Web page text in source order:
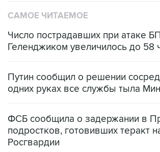
САМОЕ ЧИТАЕМОЕ
Число пострадавших при атаке
Геленджиком увеличилось до 58
Путин сообщил о решении
одних руках все службы тыла
ФСБ сообщила о задержании в
подростков, готовивших теракт
Росгвардии